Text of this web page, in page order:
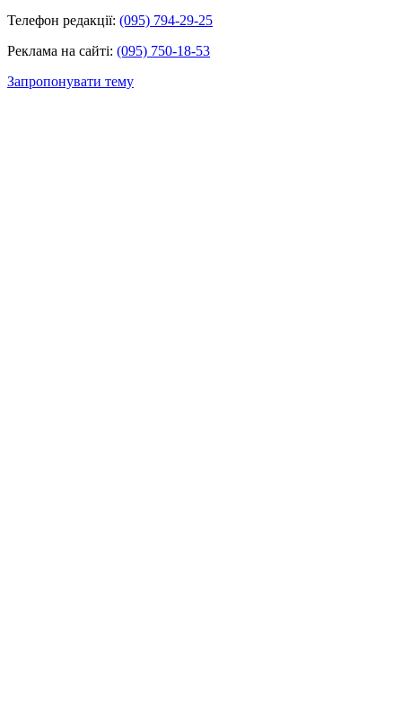
Телефон редакції: (095) 794-29-25
Реклама на сайті: (095) 750-18-53
Запропонувати тему